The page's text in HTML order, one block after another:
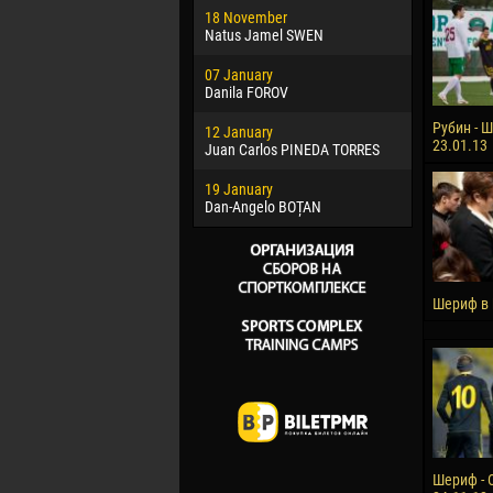
18 November
Natus Jamel SWEN
07 January
Danila FOROV
12 January
Juan Carlos PINEDA TORRES
19 January
Dan-Angelo BOȚAN
Jayder
22 March
Samba
Vitor Hugo
28 March
Raí
Рубин -
23.01.13
Шериф
Шериф -